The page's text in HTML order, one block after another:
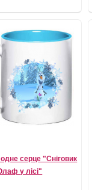
серце "Сніговик
у лісі"